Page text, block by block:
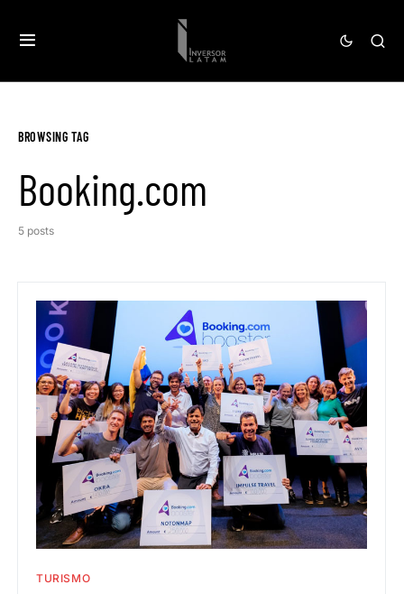
BROWSING TAG
Booking.com
5 posts
TURISMO